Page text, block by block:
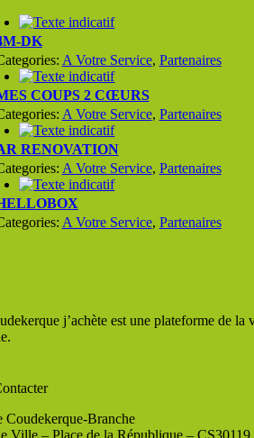
DK
A Votre Service, Partenaires
COUPS 2 CŒURS
A Votre Service, Partenaires
RENOVATION
A Votre Service, Partenaires
A Votre Service, Partenaires
j’achète est une plateforme de
Coudekerque-Branche
Ville – Place de la République – CS30119